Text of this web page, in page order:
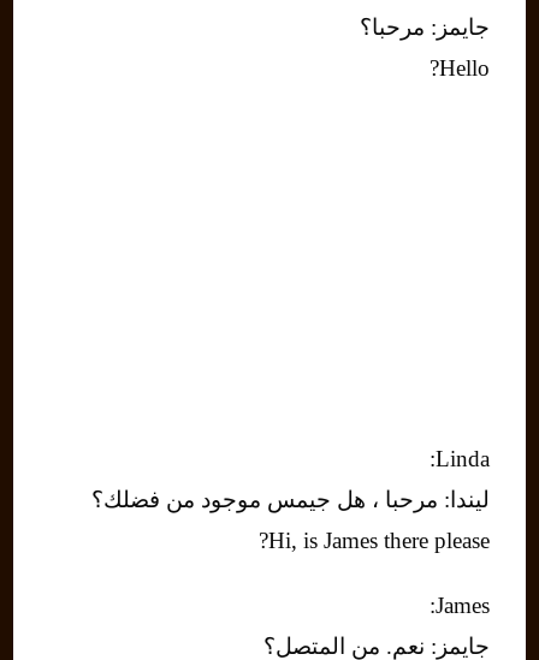
جايمز: مرحبا؟
Hello?
Linda:
ليندا: مرحبا ، هل جيمس موجود من فضلك؟
Hi, is James there please?
James:
جايمز: نعم. من المتصل؟